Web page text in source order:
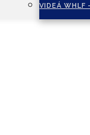
VIDEÁ WHLF